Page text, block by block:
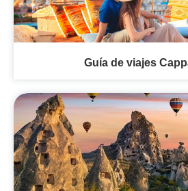
Guía de viajes